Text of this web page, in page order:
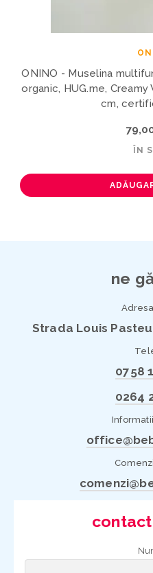
ONINO - Muselina
organic, HUG.me, Creamy
cm,
ÎN
ne
Strada Louis
0758
0264